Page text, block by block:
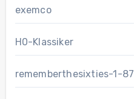
exemco
H0-Klassiker
rememberthesixties-1-87